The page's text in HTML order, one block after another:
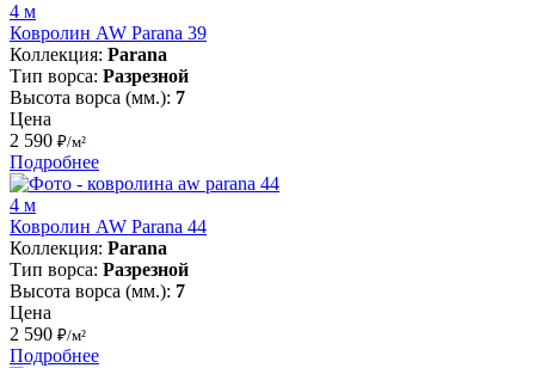
4 м
Ковролин AW Parana 39
Коллекция: Parana
Тип ворса: Разрезной
Высота ворса (мм.): 7
Цена
2 590 ₽/м²
Подробнее
4 м
Ковролин AW Parana 44
Коллекция: Parana
Тип ворса: Разрезной
Высота ворса (мм.): 7
Цена
2 590 ₽/м²
Подробнее